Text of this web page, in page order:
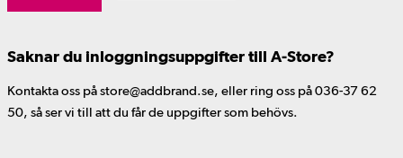
Saknar du inloggningsuppgifter till A-Store?
Kontakta oss på store@addbrand.se, eller ring oss på 036-37 62
50, så ser vi till att du får de uppgifter som behövs.